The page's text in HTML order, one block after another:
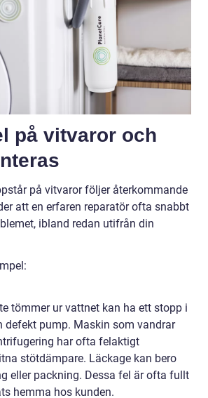
på vitvaror och
på vitvaror följer återkommande
att en erfaren reparatör ofta snabbt
ibland redan utifrån din
tömmer ur vattnet kan ha ett stopp i
defekt pump. Maskin som vandrar
har ofta felaktigt
stötdämpare. Läckage kan bero
eller packning. Dessa fel är ofta fullt
hemma hos kunden.